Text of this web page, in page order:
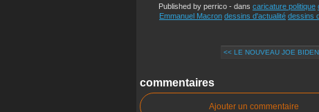
Published by perrico - dans caricature politique
Emmanuel Macron dessins d'actualité dessins
<< LE NOUVEAU JOE BIDEN
commentaires
Ajouter un commentaire